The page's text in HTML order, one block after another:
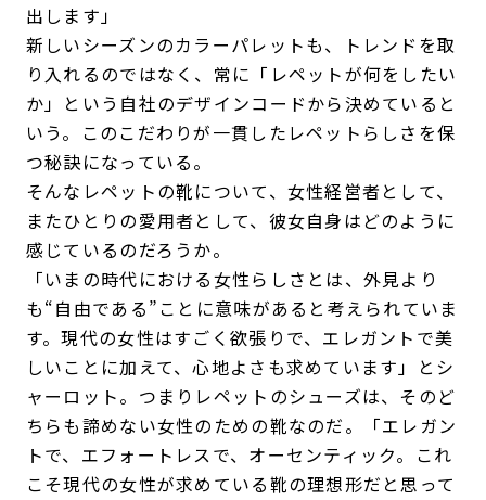
出します」
新しいシーズンのカラーパレットも、トレンドを取
り入れるのではなく、常に「レペットが何をしたい
か」という自社のデザインコードから決めていると
いう。このこだわりが一貫したレペットらしさを保
つ秘訣になっている。
そんなレペットの靴について、女性経営者として、
またひとりの愛用者として、彼女自身はどのように
感じているのだろうか。
「いまの時代における女性らしさとは、外見より
も“自由である”ことに意味があると考えられていま
す。現代の女性はすごく欲張りで、エレガントで美
しいことに加えて、心地よさも求めています」とシ
ャーロット。つまりレペットのシューズは、そのど
ちらも諦めない女性のための靴なのだ。「エレガン
トで、エフォートレスで、オーセンティック。これ
こそ現代の女性が求めている靴の理想形だと思って